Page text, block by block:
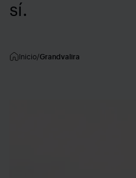
sí.
Inicio Grandvalira